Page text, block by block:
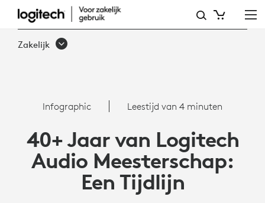
VAN
VERLEDEN
LOGITECH'S
EVOLUTIE
HEADSET
TECHNOLOGIE
Zakelijk
Infographic Leestijd van 4 minuten
40+ Jaar van Logitech
Audio Meesterschap:
Een Tijdlijn